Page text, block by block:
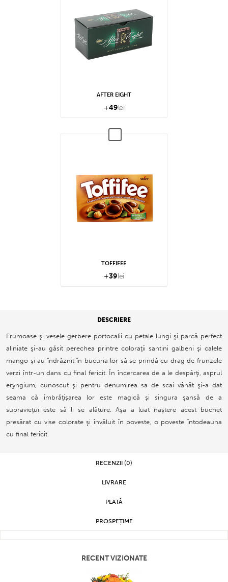
AFTER EIGHT
+49lei
TOFFIFEE
+39lei
DESCRIERE
Frumoase şi vesele gerbere portocalii cu petale lungi şi parcă perfect
aliniate şi-au găsit perechea printre coloraţii santini galbeni şi calele
mango şi au îndrăznit în bucuria lor să se prindă cu drag de frunzele
verzi într-un dans cu final fericit. În încercarea de a le despărţi, asprul
eryngium, cunoscut şi pentru denumirea sa de scai vânăt şi-a dat
seama că îmbrăţişarea lor este magică şi singura şansă de a
supravieţui este să li se alăture. Aşa a luat naştere acest buchet
presărat cu vise colorate şi învăluit în poveste, o poveste întodeauna
cu final fericit.
RECENZII (0)
LIVRARE
PLATĂ
PROSPEȚIME
RECENT VIZIONATE